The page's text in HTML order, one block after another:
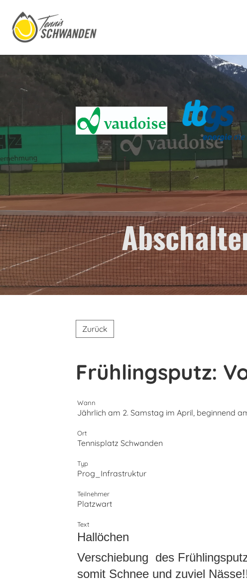
Zurück
Frühlingsputz:
Wann
Jährlich am 2. Samstag im April, beginnend
Ort
Tennisplatz Schwanden
Typ
Prog_Infrastruktur
Teilnehmer
Platzwart
Text
Hallöchen
Verschiebung des
somit Schnee und zuviel